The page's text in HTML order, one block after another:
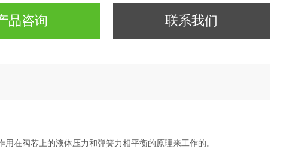
品咨询 联系我们
在阀芯上的液体压力和弹簧力相平衡的原理来工作的。